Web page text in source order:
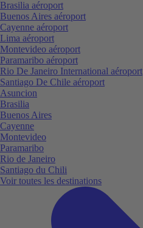
Brasilia aéroport
Buenos Aires aéroport
Cayenne aéroport
Lima aéroport
Montevideo aéroport
Paramaribo aéroport
Rio De Janeiro International aéroport
Santiago De Chile aéroport
Asuncion
Brasilia
Buenos Aires
Cayenne
Montevideo
Paramaribo
Rio de Janeiro
Santiago du Chili
Voir toutes les destinations